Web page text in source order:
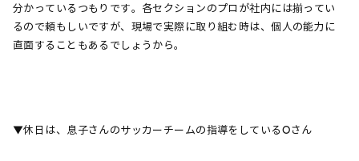
分かっているつもりです。各セクションのプロが社内には揃ってい
るので頼もしいですが、現場で実際に取り組む時は、個人の能力に
直面することもあるでしょうから。
▼休日は、息子さんのサッカーチームの指導をしているOさん